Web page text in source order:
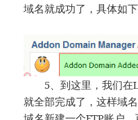
域名就成功了，具体如
5、到这里，我们在
就全部完成了，这样域